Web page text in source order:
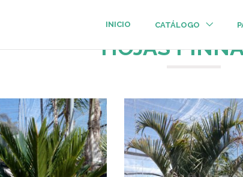
INICIO CATÁLOGO
HOJAS